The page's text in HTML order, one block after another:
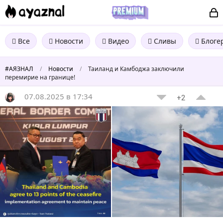
Все Новости Видео Сливы
#АЯЗНАЛ / Новости /
Таиланд и Камбоджа заключили
перемирие на границе!
07.08.2025 в 17:34 +2